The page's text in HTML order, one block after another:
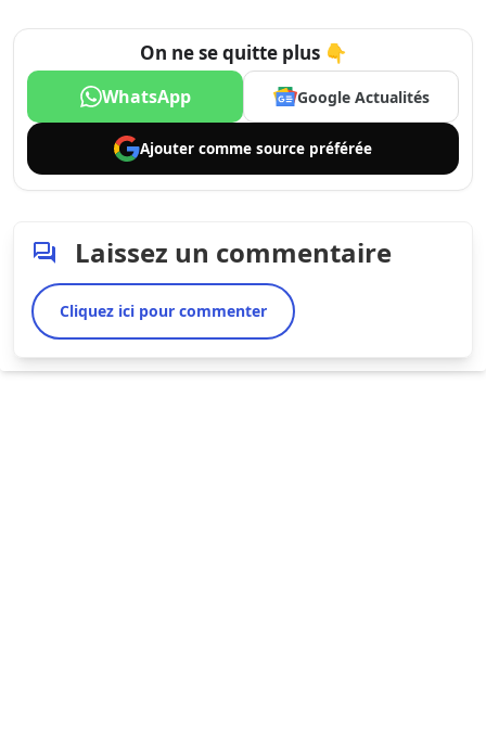
On ne se quitte plus 👇
WhatsApp Google Actualités
Ajouter comme source préférée
Laissez un commentaire
Cliquez ici pour commenter